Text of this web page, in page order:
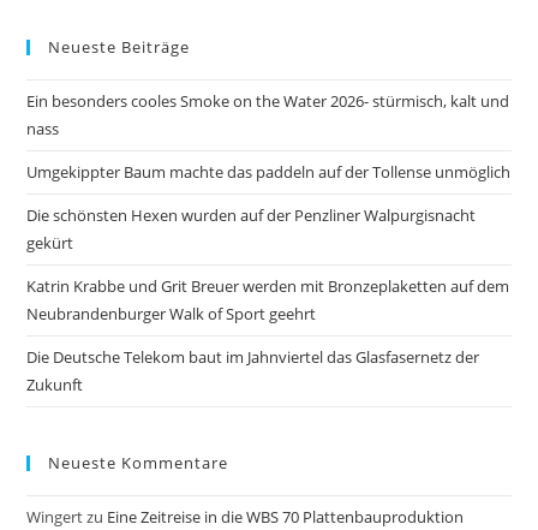
Neueste Beiträge
Ein besonders cooles Smoke on the Water 2026- stürmisch, kalt und
nass
Umgekippter Baum machte das paddeln auf der Tollense unmöglich
Die schönsten Hexen wurden auf der Penzliner Walpurgisnacht
gekürt
Katrin Krabbe und Grit Breuer werden mit Bronzeplaketten auf dem
Neubrandenburger Walk of Sport geehrt
Die Deutsche Telekom baut im Jahnviertel das Glasfasernetz der
Zukunft
Neueste Kommentare
Wingertzu Eine Zeitreise in die WBS 70 Plattenbauproduktion